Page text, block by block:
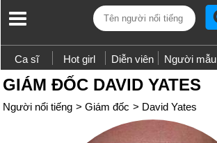
Ca sĩ Hot girl Diễn viên Người mẫu
GIÁM ĐỐC DAVID YATES
Người nổi tiếng > Giám đốc > David Yates